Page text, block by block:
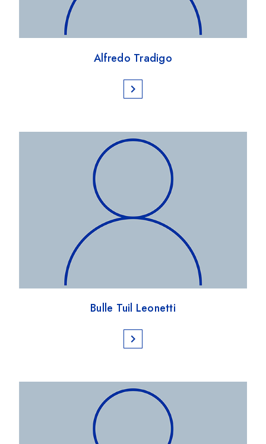
Alfredo Tradigo
chevron_right
Bulle Tuil Leonetti
chevron_right